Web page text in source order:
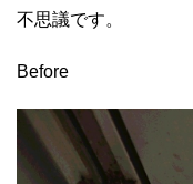
不思議です。
Before